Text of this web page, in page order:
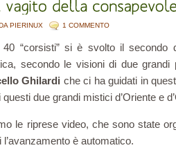
PIERINUX 1 COMMENTO
“corsisti” si è svolto il secondo
secondo le visioni di due grandi
Ghilardi che ci ha guidati in
due grandi mistici d’Oriente e
le riprese video, che sono state
è automatico.